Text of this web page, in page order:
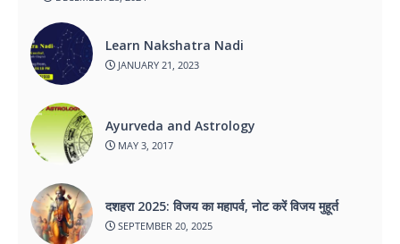
Learn Nakshatra Nadi
JANUARY 21, 2023
Ayurveda and Astrology
MAY 3, 2017
दशहरा 2025: विजय का महापर्व, नोट करें विजय मुहूर्त
SEPTEMBER 20, 2025